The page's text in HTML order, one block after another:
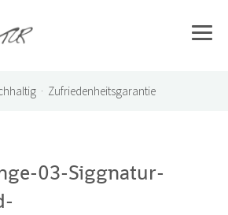
· Zufriedenheitsgarantie
03-Siggnatur-